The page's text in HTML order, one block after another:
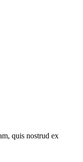
quis nostrud ex